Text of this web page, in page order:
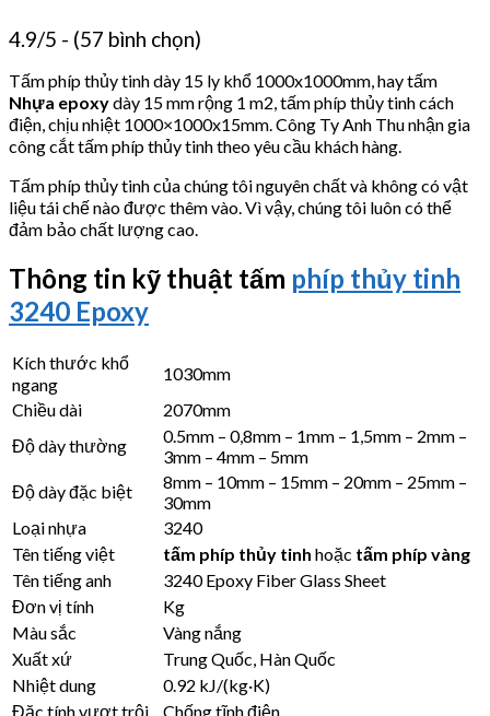
4.9/5 - (57 bình chọn)
Tấm phíp thủy tinh dày 15 ly khổ 1000x1000mm, hay tấm
Nhựa epoxydày 15 mm rộng 1 m2, tấm phíp thủy tinh cách
điện, chịu nhiệt 1000×1000x15mm. Công Ty Anh Thu nhận gia
công cắt tấm phíp thủy tinh theo yêu cầu khách hàng.
Tấm phíp thủy tinh của chúng tôi nguyên chất và không có vật
liệu tái chế nào được thêm vào. Vì vậy, chúng tôi luôn có thể
đảm bảo chất lượng cao.
Thông tin kỹ thuật tấm phíp thủy tinh
3240 Epoxy
Kích thước khổ
ngang
1030mm
Chiều dài
2070mm
Độ dày thường
0.5mm – 0,8mm – 1mm – 1,5mm – 2mm –
3mm – 4mm – 5mm
Độ dày đặc biệt
8mm – 10mm – 15mm – 20mm – 25mm –
30mm
Loại nhựa
3240
Tên tiếng việt
tấm phíp thủy tinh hoặc tấm phíp vàng
Tên tiếng anh
3240 Epoxy Fiber Glass Sheet
Đơn vị tính
Kg
Màu sắc
Vàng nắng
Xuất xứ
Trung Quốc, Hàn Quốc
Nhiệt dung
0.92 kJ/(kg·K)
Đặc tính vượt trội
Chống tĩnh điện